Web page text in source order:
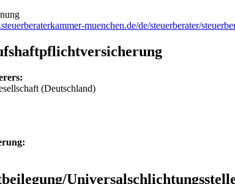
muenchen.de/de/steuerberater/
(Deutschland)